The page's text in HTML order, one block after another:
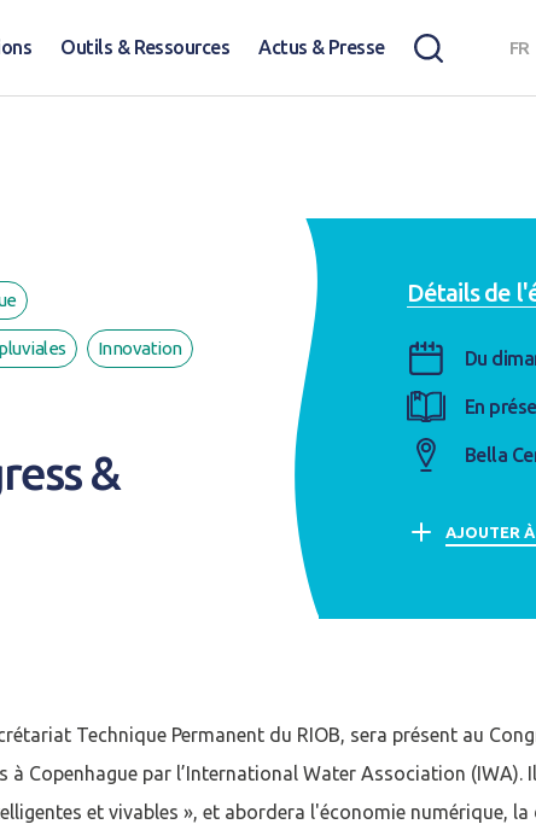
Outils & Ressources Actus & Presse FR
Innovation
&
Détails de
Du
En
Bella
AJOUTER
Technique Permanent du RIOB, sera présent au
à Copenhague par l’International Water Association (IWA).
et vivables », et abordera l'économie numérique,